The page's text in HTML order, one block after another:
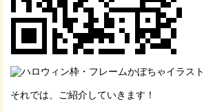
それでは、ご紹介していきます！